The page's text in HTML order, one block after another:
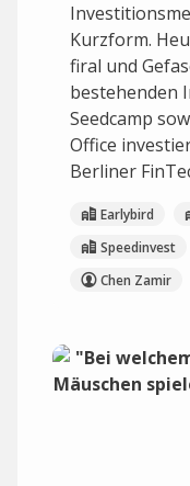
Kurzform.
firal und
bestehenden
Seedcamp
Office
Berliner
Earlybird
Speedinvest
Chen Zamir